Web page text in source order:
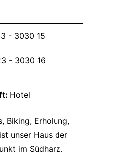
- 3030 15
- 3030 16
Hotel
Biking, Erholung,
unser Haus der
im Südharz.